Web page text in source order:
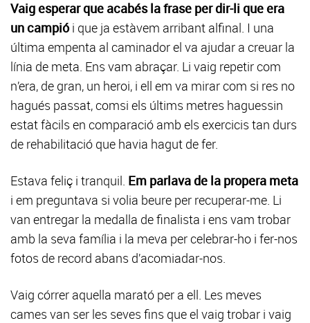
Vaig esperar que acabés la frase per dir-li que era
un campiói que ja estàvem arribant alfinal. I una
última empenta al caminador el va ajudar a creuar la
línia de meta. Ens vam abraçar. Li vaig repetir com
n’era, de gran, un heroi, i ell em va mirar com si res no
hagués passat, comsi els últims metres haguessin
estat fàcils en comparació amb els exercicis tan durs
de rehabilitació que havia hagut de fer.
Estava feliç i tranquil. Em parlava de la propera meta
i em preguntava si volia beure per recuperar-me. Li
van entregar la medalla de finalista i ens vam trobar
amb la seva família i la meva per celebrar-ho i fer-nos
fotos de record abans d’acomiadar-nos.
Vaig córrer aquella marató per a ell. Les meves
cames van ser les seves fins que el vaig trobar i vaig